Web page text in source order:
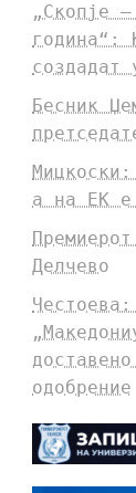
„Скопје
година“:
создадат
Бесник
а на ЕК е
Делчево
одобрение